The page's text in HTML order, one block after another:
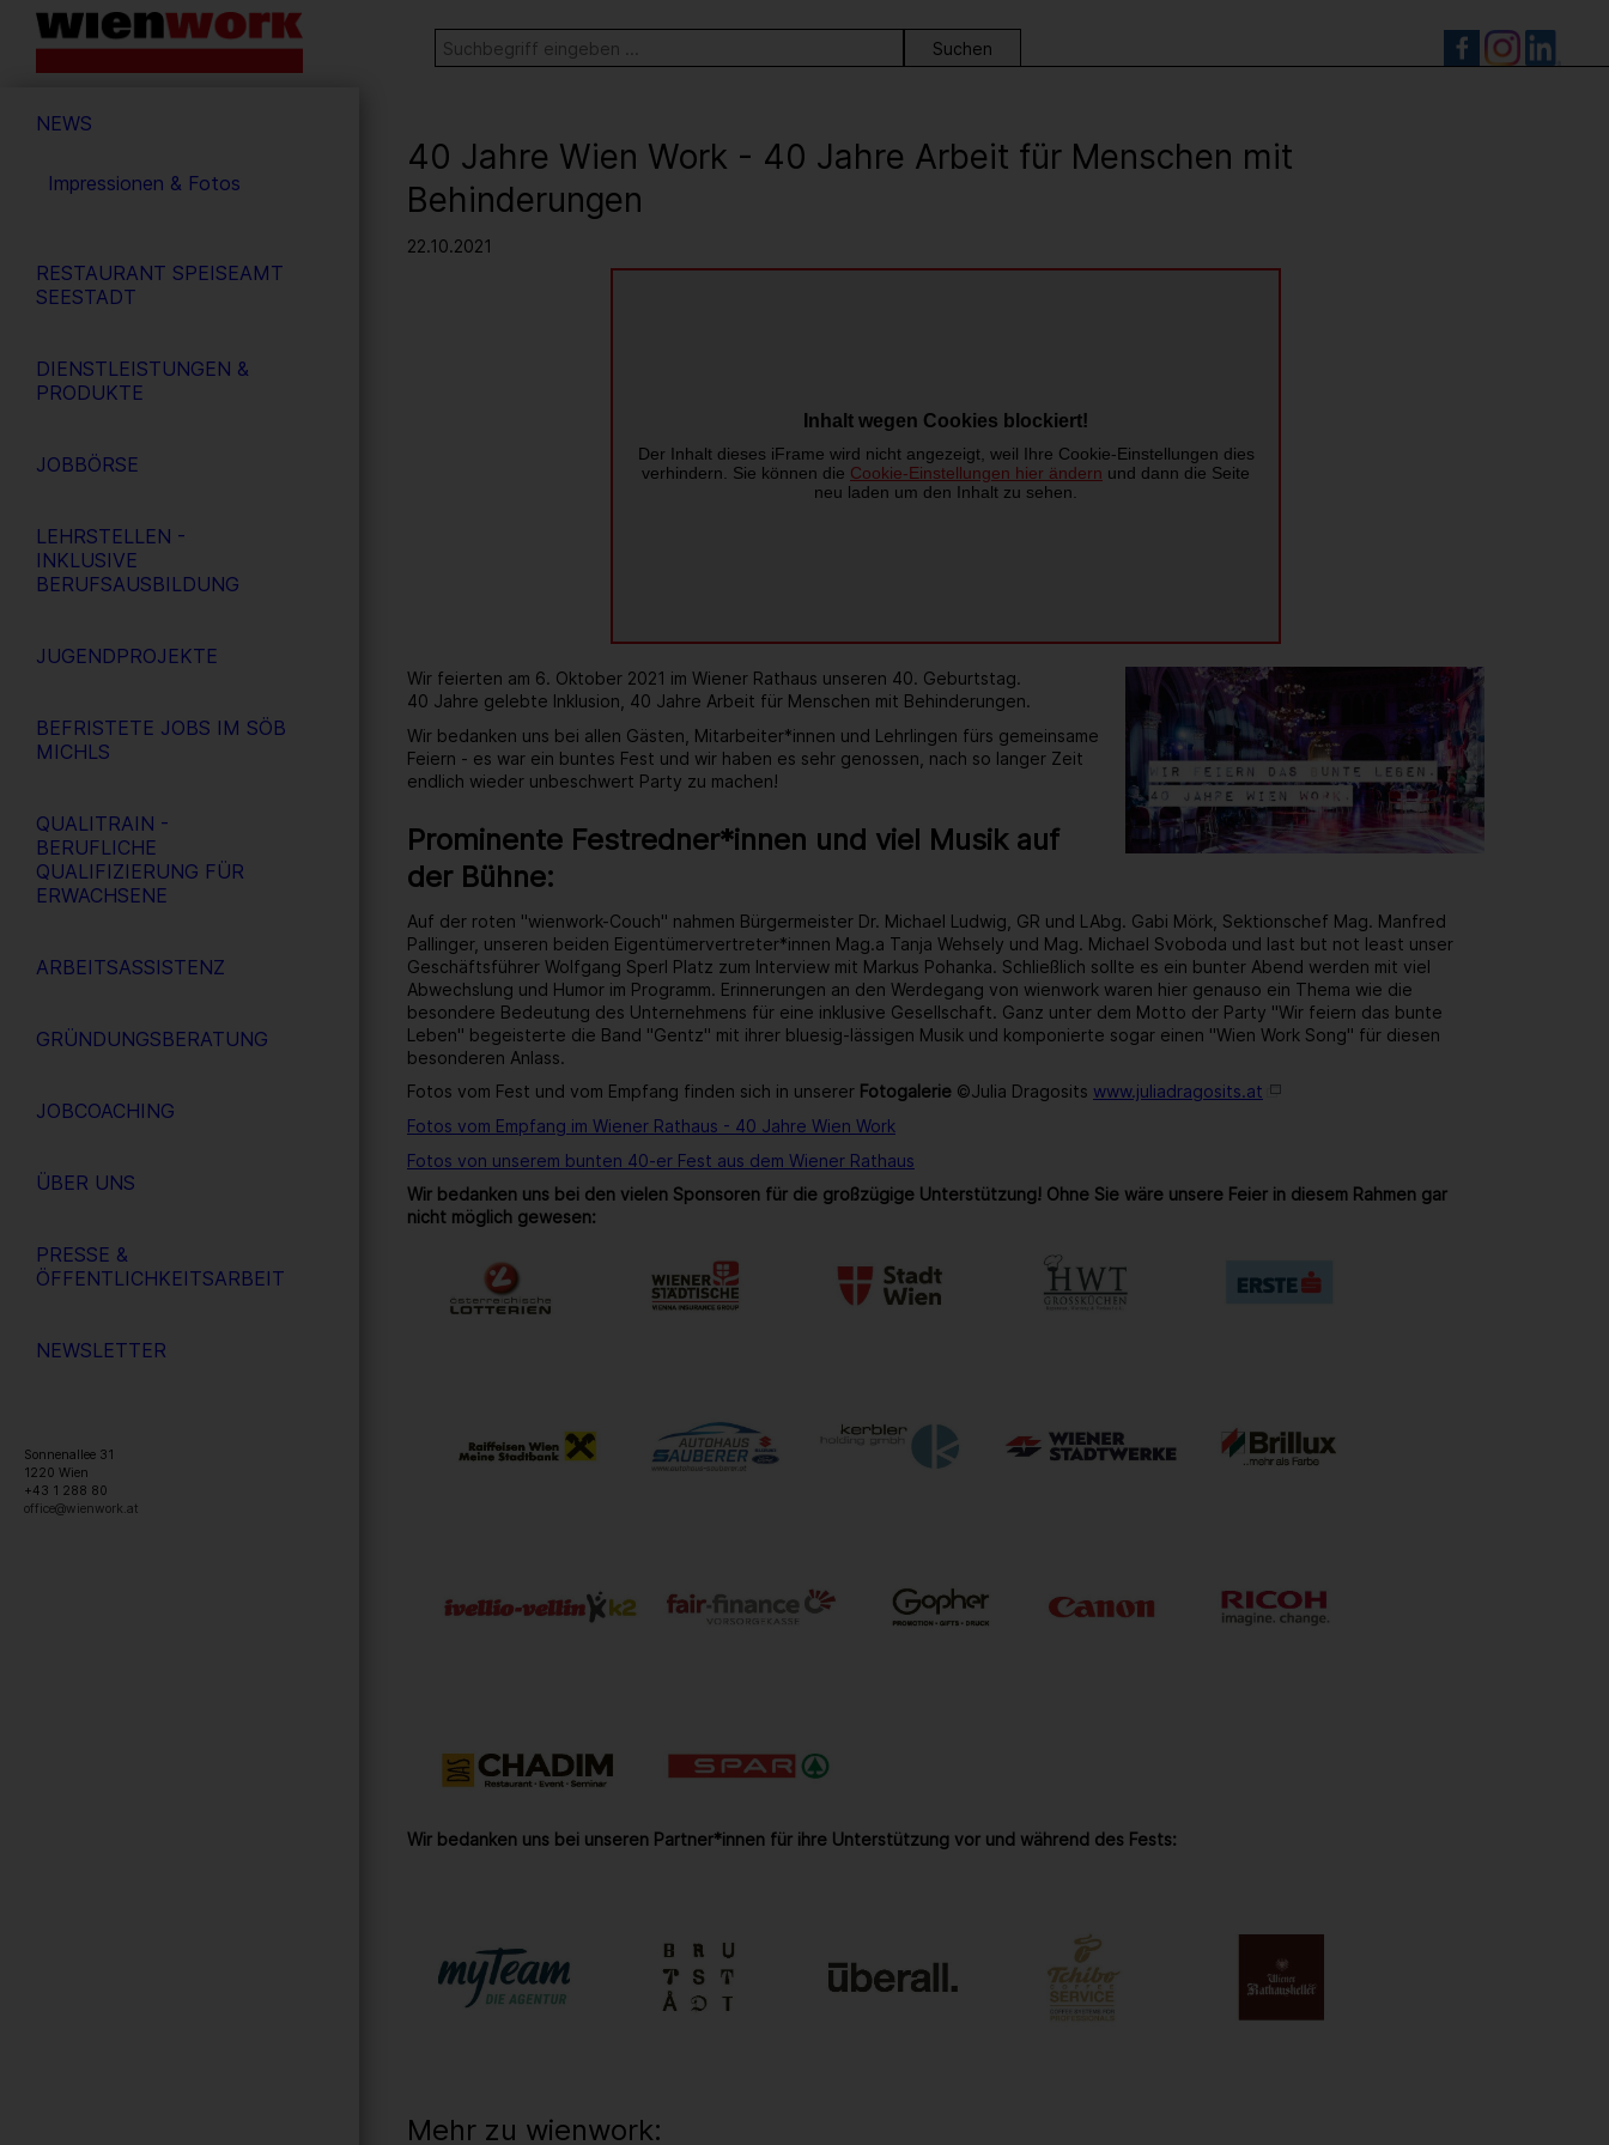
Barrierefreie
Bedienung
Webseite
Stichwortsuche
SUCHE
NEWS
Impressionen & Fotos
RESTAURANT SPEISEAMT
SEESTADT
DIENSTLEISTUNGEN &
PRODUKTE
JOBBÖRSE
LEHRSTELLEN -
INKLUSIVE
BERUFSAUSBILDUNG
JUGENDPROJEKTE
BEFRISTETE JOBS IM SÖB
MICHLS
QUALITRAIN -
BERUFLICHE
QUALIFIZIERUNG FÜR
ERWACHSENE
ARBEITSASSISTENZ
GRÜNDUNGSBERATUNG
JOBCOACHING
ÜBER UNS
PRESSE &
ÖFFENTLICHKEITSARBEIT
NEWSLETTER
Sonnenallee 31
1220 Wien
+43 1 288 80
office@wienwork.at
40 Jahre Wien Work - 40 Jahre Arbeit für Menschen mit
Behinderungen
22.10.2021
Wir feierten am 6. Oktober 2021 im Wiener Rathaus unseren 40. Geburtstag.
40 Jahre gelebte Inklusion, 40 Jahre Arbeit für Menschen mit Behinderungen.
Wir bedanken uns bei allen Gästen, Mitarbeiter*innen und Lehrlingen fürs gemeinsame
Feiern - es war ein buntes Fest und wir haben es sehr genossen, nach so langer Zeit
endlich wieder unbeschwert Party zu machen!
Prominente Festredner*innen und viel Musik auf
der Bühne:
Auf der roten "wienwork-Couch" nahmen Bürgermeister Dr. Michael Ludwig, GR und LAbg. Gabi Mörk, Sektionschef Mag. Manfred
Pallinger, unseren beiden Eigentümervertreter*innen Mag.a Tanja Wehsely und Mag. Michael Svoboda und last but not least unser
Geschäftsführer Wolfgang Sperl Platz zum Interview mit Markus Pohanka. Schließlich sollte es ein bunter Abend werden mit viel
Abwechslung und Humor im Programm. Erinnerungen an den Werdegang von wienwork waren hier genauso ein Thema wie die
besondere Bedeutung des Unternehmens für eine inklusive Gesellschaft. Ganz unter dem Motto der Party "Wir feiern das bunte
Leben" begeisterte die Band "Gentz" mit ihrer bluesig-lässigen Musik und komponierte sogar einen "Wien Work Song" für diesen
besonderen Anlass.
Fotos vom Fest und vom Empfang finden sich in unserer Fotogalerie ©Julia Dragosits www.juliadragosits.at
Fotos vom Empfang im Wiener Rathaus - 40 Jahre Wien Work
Fotos von unserem bunten 40-er Fest aus dem Wiener Rathaus
Wir bedanken uns bei den vielen Sponsoren für die großzügige Unterstützung! Ohne Sie wäre unsere Feier in diesem Rahmen gar
nicht möglich gewesen:
Wir bedanken uns bei unseren Partner*innen für ihre Unterstützung vor und während des Fests:
Mehr zu wienwork: